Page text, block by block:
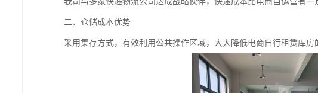
二、仓储成本优势
采用集存方式，有效利用公共操作区域，大大降低电商自行租赁库房